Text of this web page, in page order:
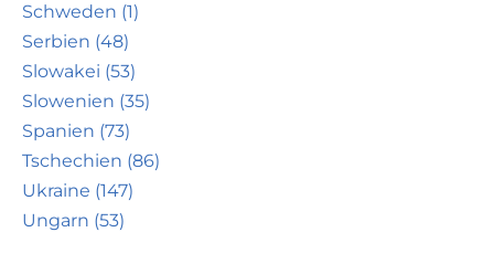
Schweden (1)
Serbien (48)
Slowakei (53)
Slowenien (35)
Spanien (73)
Tschechien (86)
Ukraine (147)
Ungarn (53)